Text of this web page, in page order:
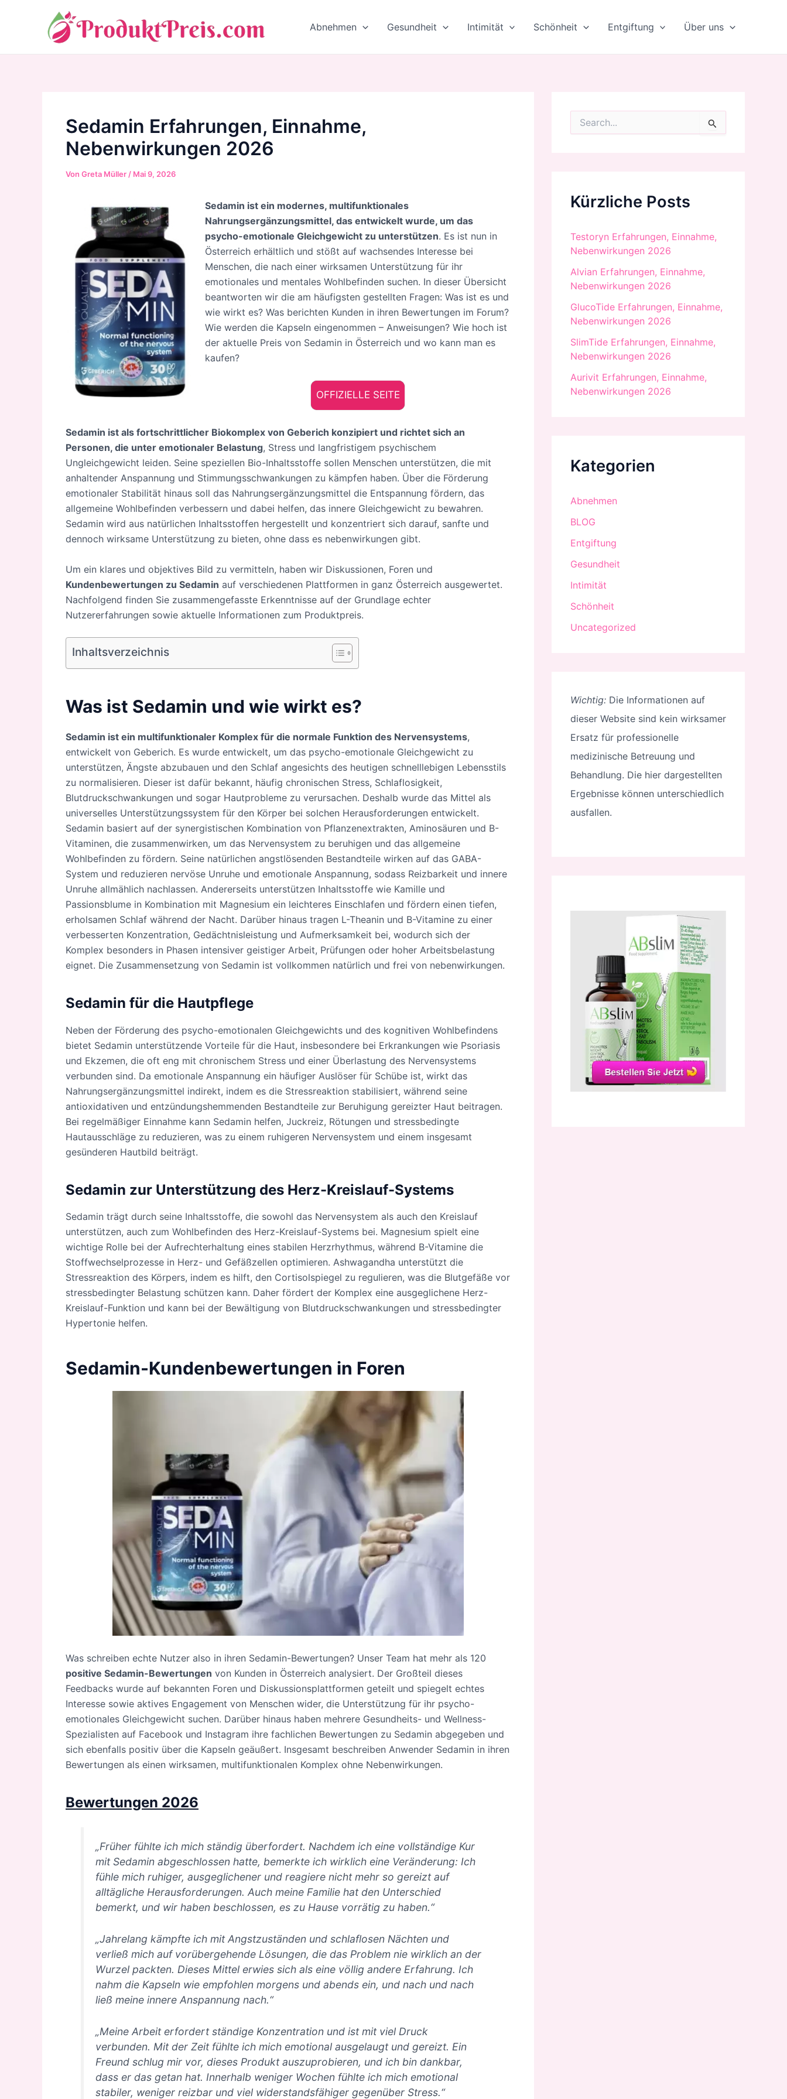
Abnehmen Gesundheit Intimität Schönheit Entgiftung Über uns
Sedamin Erfahrungen, Einnahme,
Nebenwirkungen 2026
Von Greta Müller / Mai 9, 2026
Sedamin ist ein modernes, multifunktionales
Nahrungsergänzungsmittel, das entwickelt wurde, um das
psycho-emotionale Gleichgewicht zu unterstützen. Es ist nun in
Österreich erhältlich und stößt auf wachsendes Interesse bei
Menschen, die nach einer wirksamen Unterstützung für ihr
emotionales und mentales Wohlbefinden suchen. In dieser Übersicht
beantworten wir die am häufigsten gestellten Fragen: Was ist es und
wie wirkt es? Was berichten Kunden in ihren Bewertungen im Forum?
Wie werden die Kapseln eingenommen – Anweisungen? Wie hoch ist
der aktuelle Preis von Sedamin in Österreich und wo kann man es
kaufen?
OFFIZIELLE SEITE
Sedamin ist als fortschrittlicher Biokomplex von Geberich konzipiert und richtet sich an
Personen, die unter emotionaler Belastung, Stress und langfristigem psychischem
Ungleichgewicht leiden. Seine speziellen Bio-Inhaltsstoffe sollen Menschen unterstützen, die mit
anhaltender Anspannung und Stimmungsschwankungen zu kämpfen haben. Über die Förderung
emotionaler Stabilität hinaus soll das Nahrungsergänzungsmittel die Entspannung fördern, das
allgemeine Wohlbefinden verbessern und dabei helfen, das innere Gleichgewicht zu bewahren.
Sedamin wird aus natürlichen Inhaltsstoffen hergestellt und konzentriert sich darauf, sanfte und
dennoch wirksame Unterstützung zu bieten, ohne dass es nebenwirkungen gibt.
Um ein klares und objektives Bild zu vermitteln, haben wir Diskussionen, Foren und
Kundenbewertungen zu Sedamin auf verschiedenen Plattformen in ganz Österreich ausgewertet.
Nachfolgend finden Sie zusammengefasste Erkenntnisse auf der Grundlage echter
Nutzererfahrungen sowie aktuelle Informationen zum Produktpreis.
Inhaltsverzeichnis
Was ist Sedamin und wie wirkt es?
Sedamin ist ein multifunktionaler Komplex für die normale Funktion des Nervensystems,
entwickelt von Geberich. Es wurde entwickelt, um das psycho-emotionale Gleichgewicht zu
unterstützen, Ängste abzubauen und den Schlaf angesichts des heutigen schnelllebigen Lebensstils
zu normalisieren. Dieser ist dafür bekannt, häufig chronischen Stress, Schlaflosigkeit,
Blutdruckschwankungen und sogar Hautprobleme zu verursachen. Deshalb wurde das Mittel als
universelles Unterstützungssystem für den Körper bei solchen Herausforderungen entwickelt.
Sedamin basiert auf der synergistischen Kombination von Pflanzenextrakten, Aminosäuren und B-
Vitaminen, die zusammenwirken, um das Nervensystem zu beruhigen und das allgemeine
Wohlbefinden zu fördern. Seine natürlichen angstlösenden Bestandteile wirken auf das GABA-
System und reduzieren nervöse Unruhe und emotionale Anspannung, sodass Reizbarkeit und innere
Unruhe allmählich nachlassen. Andererseits unterstützen Inhaltsstoffe wie Kamille und
Passionsblume in Kombination mit Magnesium ein leichteres Einschlafen und fördern einen tiefen,
erholsamen Schlaf während der Nacht. Darüber hinaus tragen L-Theanin und B-Vitamine zu einer
verbesserten Konzentration, Gedächtnisleistung und Aufmerksamkeit bei, wodurch sich der
Komplex besonders in Phasen intensiver geistiger Arbeit, Prüfungen oder hoher Arbeitsbelastung
eignet. Die Zusammensetzung von Sedamin ist vollkommen natürlich und frei von nebenwirkungen.
Sedamin für die Hautpflege
Neben der Förderung des psycho-emotionalen Gleichgewichts und des kognitiven Wohlbefindens
bietet Sedamin unterstützende Vorteile für die Haut, insbesondere bei Erkrankungen wie Psoriasis
und Ekzemen, die oft eng mit chronischem Stress und einer Überlastung des Nervensystems
verbunden sind. Da emotionale Anspannung ein häufiger Auslöser für Schübe ist, wirkt das
Nahrungsergänzungsmittel indirekt, indem es die Stressreaktion stabilisiert, während seine
antioxidativen und entzündungshemmenden Bestandteile zur Beruhigung gereizter Haut beitragen.
Bei regelmäßiger Einnahme kann Sedamin helfen, Juckreiz, Rötungen und stressbedingte
Hautausschläge zu reduzieren, was zu einem ruhigeren Nervensystem und einem insgesamt
gesünderen Hautbild beiträgt.
Sedamin zur Unterstützung des Herz-Kreislauf-Systems
Sedamin trägt durch seine Inhaltsstoffe, die sowohl das Nervensystem als auch den Kreislauf
unterstützen, auch zum Wohlbefinden des Herz-Kreislauf-Systems bei. Magnesium spielt eine
wichtige Rolle bei der Aufrechterhaltung eines stabilen Herzrhythmus, während B-Vitamine die
Stoffwechselprozesse in Herz- und Gefäßzellen optimieren. Ashwagandha unterstützt die
Stressreaktion des Körpers, indem es hilft, den Cortisolspiegel zu regulieren, was die Blutgefäße vor
stressbedingter Belastung schützen kann. Daher fördert der Komplex eine ausgeglichene Herz-
Kreislauf-Funktion und kann bei der Bewältigung von Blutdruckschwankungen und stressbedingter
Hypertonie helfen.
Sedamin-Kundenbewertungen in Foren
Was schreiben echte Nutzer also in ihren Sedamin-Bewertungen? Unser Team hat mehr als 120
positive Sedamin-Bewertungen von Kunden in Österreich analysiert. Der Großteil dieses
Feedbacks wurde auf bekannten Foren und Diskussionsplattformen geteilt und spiegelt echtes
Interesse sowie aktives Engagement von Menschen wider, die Unterstützung für ihr psycho-
emotionales Gleichgewicht suchen. Darüber hinaus haben mehrere Gesundheits- und Wellness-
Spezialisten auf Facebook und Instagram ihre fachlichen Bewertungen zu Sedamin abgegeben und
sich ebenfalls positiv über die Kapseln geäußert. Insgesamt beschreiben Anwender Sedamin in ihren
Bewertungen als einen wirksamen, multifunktionalen Komplex ohne Nebenwirkungen.
Bewertungen 2026
„Früher fühlte ich mich ständig überfordert. Nachdem ich eine vollständige Kur
mit Sedamin abgeschlossen hatte, bemerkte ich wirklich eine Veränderung: Ich
fühle mich ruhiger, ausgeglichener und reagiere nicht mehr so gereizt auf
alltägliche Herausforderungen. Auch meine Familie hat den Unterschied
bemerkt, und wir haben beschlossen, es zu Hause vorrätig zu haben.“
„Jahrelang kämpfte ich mit Angstzuständen und schlaflosen Nächten und
verließ mich auf vorübergehende Lösungen, die das Problem nie wirklich an der
Wurzel packten. Dieses Mittel erwies sich als eine völlig andere Erfahrung. Ich
nahm die Kapseln wie empfohlen morgens und abends ein, und nach und nach
ließ meine innere Anspannung nach.“
„Meine Arbeit erfordert ständige Konzentration und ist mit viel Druck
verbunden. Mit der Zeit fühlte ich mich emotional ausgelaugt und gereizt. Ein
Freund schlug mir vor, dieses Produkt auszuprobieren, und ich bin dankbar,
dass er das getan hat. Innerhalb weniger Wochen fühlte ich mich emotional
stabiler, weniger reizbar und viel widerstandsfähiger gegenüber Stress.“
a
c
:
Kürzliche Posts
Testoryn Erfahrungen, Einnahme,
Nebenwirkungen 2026
Alvian Erfahrungen, Einnahme,
Nebenwirkungen 2026
GlucoTide Erfahrungen, Einnahme,
Nebenwirkungen 2026
SlimTide Erfahrungen, Einnahme,
Nebenwirkungen 2026
Aurivit Erfahrungen, Einnahme,
Nebenwirkungen 2026
Kategorien
Abnehmen
BLOG
Entgiftung
Gesundheit
Intimität
Schönheit
Uncategorized
Wichtig: Die Informationen auf
dieser Website sind kein wirksamer
Ersatz für professionelle
medizinische Betreuung und
Behandlung. Die hier dargestellten
Ergebnisse können unterschiedlich
ausfallen.